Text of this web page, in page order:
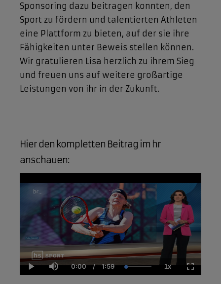
Sponsoring dazu beitragen konnten, den
Sport zu fördern und talentierten Athleten
eine Plattform zu bieten, auf der sie ihre
Fähigkeiten unter Beweis stellen können.
Wir gratulieren Lisa herzlich zu ihrem Sieg
und freuen uns auf weitere großartige
Leistungen von ihr in der Zukunft.
Hier den kompletten Beitrag im hr
anschauen:
P
l
M
u
C
u
0:00 /
D
u
1:59
L
o
1x
P
l
F
u